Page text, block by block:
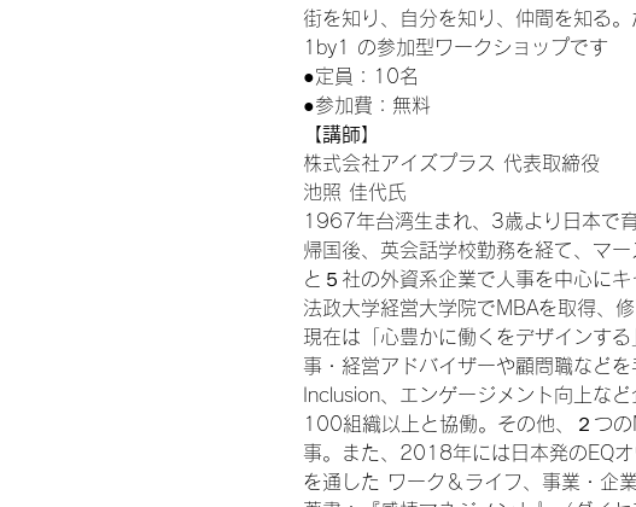
街を知り、自分を知り、仲間を知る
1by1 の参加型ワークショップです
●定員：10名
●参加費：無料
【講師】
株式会社アイズプラス 代表取締役
池照 佳代氏
1967年台湾生まれ、3歳より日本で
帰国後、英会話学校勤務を経て、マ
と５社の外資系企業で人事を中心に
法政大学経営大学院でMBAを取得、
現在は「心豊かに働くをデザインす
事・経営アドバイザーや顧問職など
Inclusion、エンゲージメント向上な
100組織以上と協働。その他、２つ
事。また、2018年には日本発のEQオ
を通した ワーク＆ライフ、事業・企